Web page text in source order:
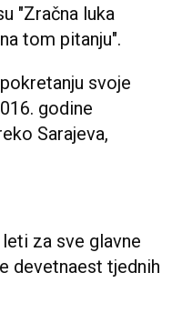
"Zračna luka
tom pitanju".
svoje
godine
Sarajeva,
za sve glavne
devetnaest tjednih